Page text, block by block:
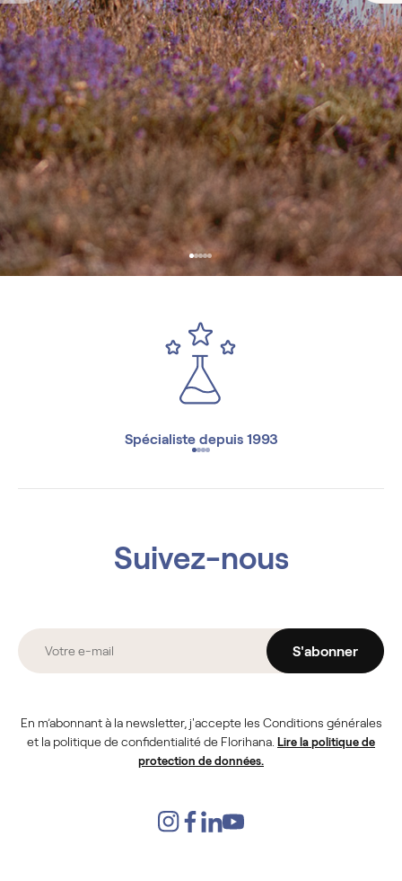
9,25 €
Spécialiste depuis 1993
Suivez-nous
S'abonner
En m’abonnant à la newsletter, j'accepte les Conditions générales
et la politique de confidentialité de Florihana. Lire la politique de
protection de données.